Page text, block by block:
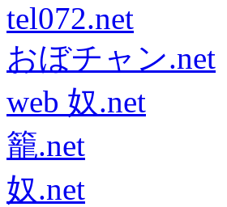
tel072.net
おぼチャン.net
web 奴.net
籠.net
奴.net